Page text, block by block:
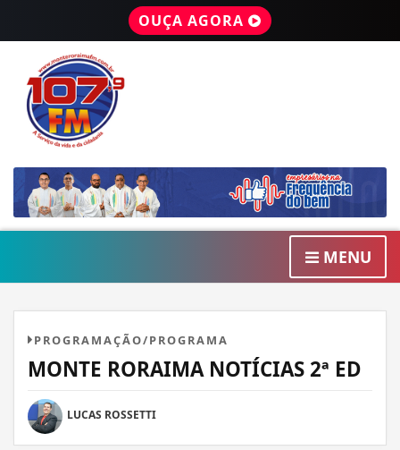
OUÇA AGORA
MENU
PROGRAMAÇÃO/PROGRAMA
MONTE RORAIMA NOTÍCIAS 2ª ED
LUCAS ROSSETTI